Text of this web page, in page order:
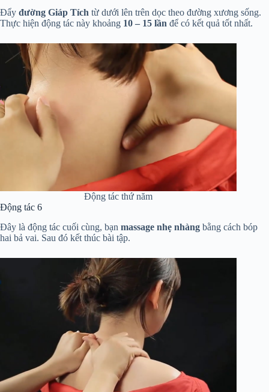
Đẩy đường Giáp Tích từ dưới lên trên dọc theo đường xương sống.
Thực hiện động tác này khoảng 10 – 15 lần để có kết quả tốt nhất.
Động tác thứ năm
Động tác 6
Đây là động tác cuối cùng, bạn massage nhẹ nhàng bằng cách bóp
hai bả vai. Sau đó kết thúc bài tập.